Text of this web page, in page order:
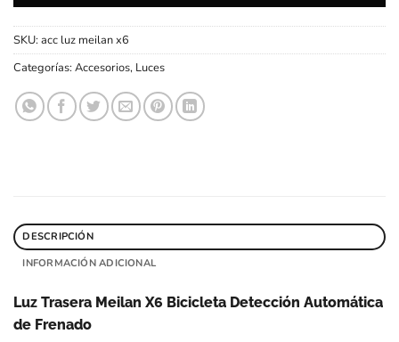
SKU: acc luz meilan x6
Categorías: Accesorios, Luces
DESCRIPCIÓN
INFORMACIÓN ADICIONAL
Luz Trasera Meilan X6 Bicicleta Detección Automática
de Frenado